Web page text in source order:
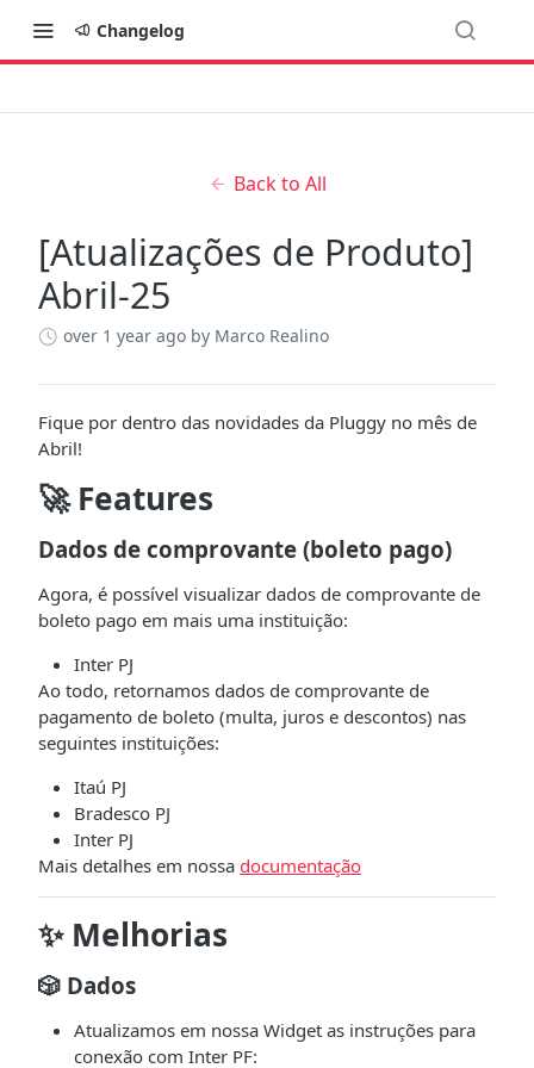
Changelog
Back to All
[Atualizações de Produto]
Abril-25
over 1 year ago by Marco Realino
Fique por dentro das novidades da Pluggy no mês de
Abril!
🚀 Features
Dados de comprovante (boleto pago)
Agora, é possível visualizar dados de comprovante de
boleto pago em mais uma instituição:
Inter PJ
Ao todo, retornamos dados de comprovante de
pagamento de boleto (multa, juros e descontos) nas
seguintes instituições:
Itaú PJ
Bradesco PJ
Inter PJ
Mais detalhes em nossa documentação
✨ Melhorias
🎲 Dados
Atualizamos em nossa Widget as instruções para
conexão com Inter PF: